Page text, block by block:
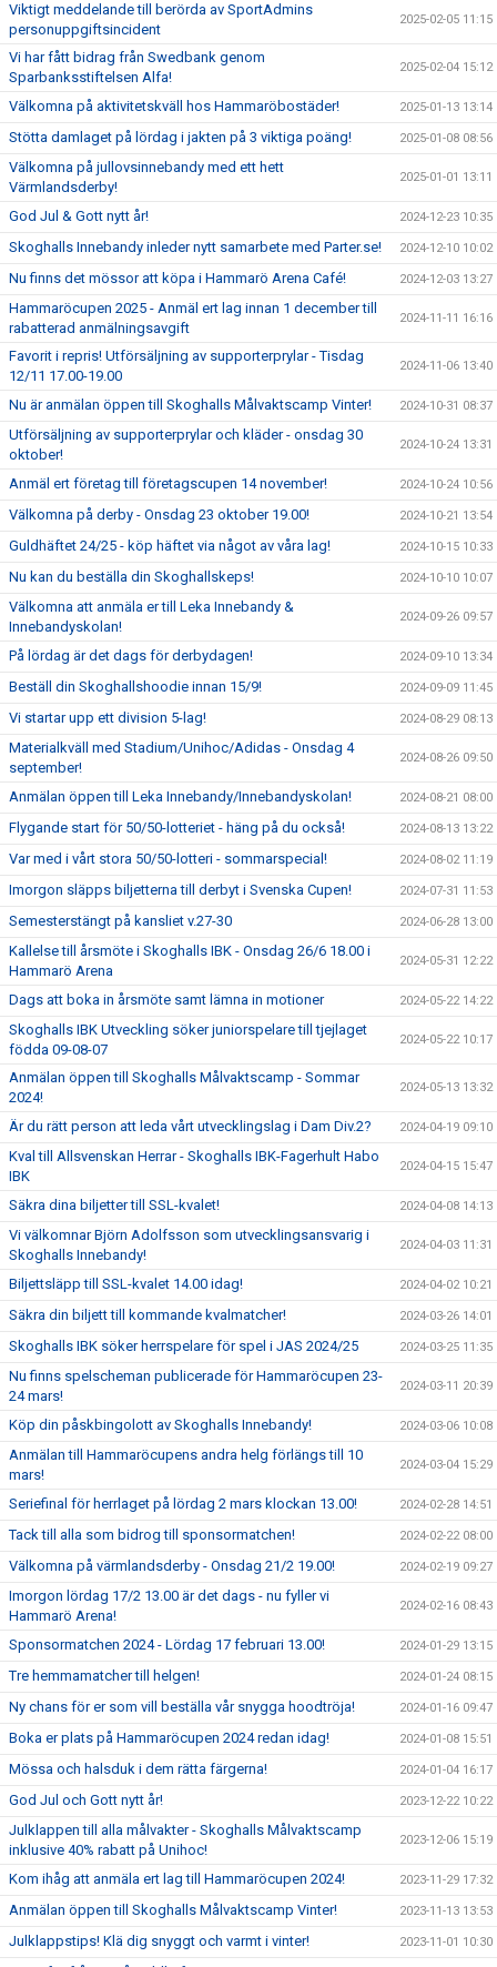
Viktigt meddelande till berörda av SportAdmins
personuppgiftsincident
2025-02-05 11:15
Vi har fått bidrag från Swedbank genom
Sparbanksstiftelsen Alfa!
2025-02-04 15:12
Välkomna på aktivitetskväll hos Hammaröbostäder! 2025-01-13 13:14
Stötta damlaget på lördag i jakten på 3 viktiga poäng! 2025-01-08 08:56
Välkomna på jullovsinnebandy med ett hett
Värmlandsderby!
2025-01-01 13:11
God Jul & Gott nytt år! 2024-12-23 10:35
Skoghalls Innebandy inleder nytt samarbete med Parter.se! 2024-12-10 10:02
Nu finns det mössor att köpa i Hammarö Arena Café! 2024-12-03 13:27
Hammaröcupen 2025 - Anmäl ert lag innan 1 december till
rabatterad anmälningsavgift
2024-11-11 16:16
Favorit i repris! Utförsäljning av supporterprylar - Tisdag
12/11 17.00-19.00
2024-11-06 13:40
Nu är anmälan öppen till Skoghalls Målvaktscamp Vinter! 2024-10-31 08:37
Utförsäljning av supporterprylar och kläder - onsdag 30
oktober!
2024-10-24 13:31
Anmäl ert företag till företagscupen 14 november! 2024-10-24 10:56
Välkomna på derby - Onsdag 23 oktober 19.00! 2024-10-21 13:54
Guldhäftet 24/25 - köp häftet via något av våra lag! 2024-10-15 10:33
Nu kan du beställa din Skoghallskeps! 2024-10-10 10:07
Välkomna att anmäla er till Leka Innebandy &
Innebandyskolan!
2024-09-26 09:57
På lördag är det dags för derbydagen! 2024-09-10 13:34
Beställ din Skoghallshoodie innan 15/9! 2024-09-09 11:45
Vi startar upp ett division 5-lag! 2024-08-29 08:13
Materialkväll med Stadium/Unihoc/Adidas - Onsdag 4
september!
2024-08-26 09:50
Anmälan öppen till Leka Innebandy/Innebandyskolan! 2024-08-21 08:00
Flygande start för 50/50-lotteriet - häng på du också! 2024-08-13 13:22
Var med i vårt stora 50/50-lotteri - sommarspecial! 2024-08-02 11:19
Imorgon släpps biljetterna till derbyt i Svenska Cupen! 2024-07-31 11:53
Semesterstängt på kansliet v.27-30 2024-06-28 13:00
Kallelse till årsmöte i Skoghalls IBK - Onsdag 26/6 18.00 i
Hammarö Arena
2024-05-31 12:22
Dags att boka in årsmöte samt lämna in motioner 2024-05-22 14:22
Skoghalls IBK Utveckling söker juniorspelare till tjejlaget
födda 09-08-07
2024-05-22 10:17
Anmälan öppen till Skoghalls Målvaktscamp - Sommar
2024!
2024-05-13 13:32
Är du rätt person att leda vårt utvecklingslag i Dam Div.2? 2024-04-19 09:10
Kval till Allsvenskan Herrar - Skoghalls IBK-Fagerhult Habo
IBK
2024-04-15 15:47
Säkra dina biljetter till SSL-kvalet! 2024-04-08 14:13
Vi välkomnar Björn Adolfsson som utvecklingsansvarig i
Skoghalls Innebandy!
2024-04-03 11:31
Biljettsläpp till SSL-kvalet 14.00 idag! 2024-04-02 10:21
Säkra din biljett till kommande kvalmatcher! 2024-03-26 14:01
Skoghalls IBK söker herrspelare för spel i JAS 2024/25 2024-03-25 11:35
Nu finns spelscheman publicerade för Hammaröcupen 23-
24 mars!
2024-03-11 20:39
Köp din påskbingolott av Skoghalls Innebandy! 2024-03-06 10:08
Anmälan till Hammaröcupens andra helg förlängs till 10
mars!
2024-03-04 15:29
Seriefinal för herrlaget på lördag 2 mars klockan 13.00! 2024-02-28 14:51
Tack till alla som bidrog till sponsormatchen! 2024-02-22 08:00
Välkomna på värmlandsderby - Onsdag 21/2 19.00! 2024-02-19 09:27
Imorgon lördag 17/2 13.00 är det dags - nu fyller vi
Hammarö Arena!
2024-02-16 08:43
Sponsormatchen 2024 - Lördag 17 februari 13.00! 2024-01-29 13:15
Tre hemmamatcher till helgen! 2024-01-24 08:15
Ny chans för er som vill beställa vår snygga hoodtröja! 2024-01-16 09:47
Boka er plats på Hammaröcupen 2024 redan idag! 2024-01-08 15:51
Mössa och halsduk i dem rätta färgerna! 2024-01-04 16:17
God Jul och Gott nytt år! 2023-12-22 10:22
Julklappen till alla målvakter - Skoghalls Målvaktscamp
inklusive 40% rabatt på Unihoc!
2023-12-06 15:19
Kom ihåg att anmäla ert lag till Hammaröcupen 2024! 2023-11-29 17:32
Anmälan öppen till Skoghalls Målvaktscamp Vinter! 2023-11-13 13:53
Julklappstips! Klä dig snyggt och varmt i vinter! 2023-11-01 10:30